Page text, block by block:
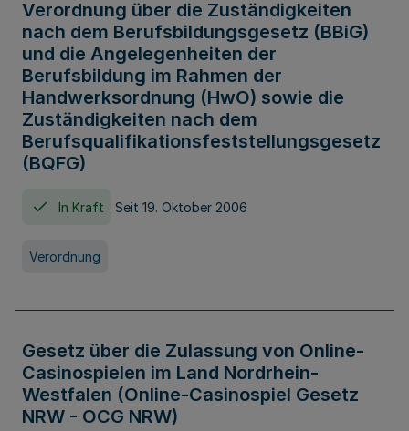
Verordnung über die Zuständigkeiten
nach dem Berufsbildungsgesetz (BBiG)
und die Angelegenheiten der
Berufsbildung im Rahmen der
Handwerksordnung (HwO) sowie die
Zuständigkeiten nach dem
Berufsqualifikationsfeststellungsgesetz
(BQFG)
In Kraft Seit 19. Oktober 2006
Verordnung
Gesetz über die Zulassung von Online-
Casinospielen im Land Nordrhein-
Westfalen (Online-Casinospiel Gesetz
NRW - OCG NRW)